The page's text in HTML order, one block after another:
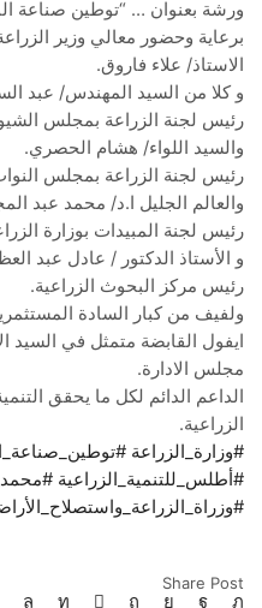
ورشة بعنوان … “توطين صناعة
برعاية وحضور معالي وزير
الاستاذ/ علاء فاروق.
و كلا من السيد المهندس/ عبد
رئيس لجنة الزراعة بمجلس
والسيد اللواء/ هشام الحصري.
رئيس لجنة الزراعة بمجلس
والعالم الجليل ا.د/ محمد عبد
رئيس لجنة المبيدات بوزارة
و الأستاذ الدكتور / عادل عبد
رئيس مركز البحوث الزراعية.
ولفيف من كبار السادة
ايفول القابضة متمثل في السيد
مجلس الادارة.
الداعم الدائم لكل ما يحقق
الزراعية.
#وزارة_الزراعة
#أطلس_للتنمية_الزراعية
Share Post